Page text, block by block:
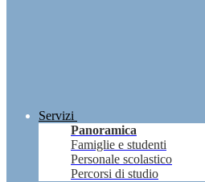
Servizi
Panoramica
Famiglie e studenti
Personale scolastico
Percorsi di studio